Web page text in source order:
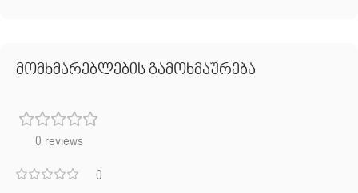
მომხმარებლების გამოხმაურება
0 reviews
0